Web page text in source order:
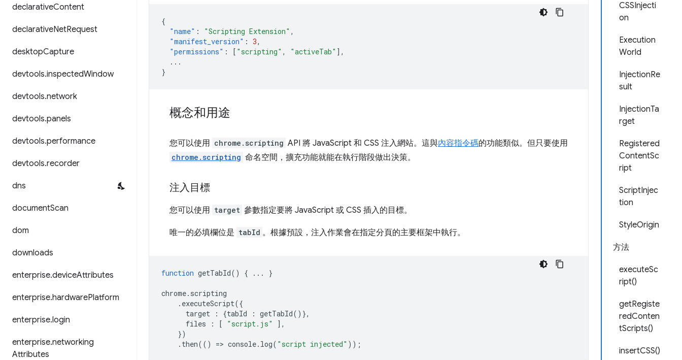
declarativeContent
declarativeNetRequest
desktopCapture
devtools.inspectedWindow
devtools.network
devtools.panels
devtools.performance
devtools.recorder
dns
documentScan
dom
downloads
enterprise.deviceAttributes
enterprise.hardwarePlatform
enterprise.login
enterprise.networking
Attributes
CSSInjecti
on
Execution
World
InjectionRe
sult
InjectionTa
rget
Registered
ContentSc
ript
ScriptInjec
tion
StyleOrigin
方法
executeSc
ript()
getRegiste
redConten
tScripts()
insertCSS()
{
"name" : "Scripting Extension" ,
"manifest_version" : 3,
"permissions" : [ "scripting" , "activeTab" ],
...
}
概念和用途
您可以使用 chrome.scripting API 將 JavaScript 和 CSS 注入網站。這與內容指令碼的功能類似。但只要使用
chrome.scripting 命名空間，擴充功能就能在執行階段做出決策。
注入目標
您可以使用 target 參數指定要將 JavaScript 或 CSS 插入的目標。
唯一的必填欄位是 tabId 。根據預設，注入作業會在指定分頁的主要框架中執行。
function getTabId() { ... }
chrome. scripting
. executeScript({
target
: {tabId : getTabId()},
files
: [ "script.js"
],
})
. then(() => console. log( "script injected" ));